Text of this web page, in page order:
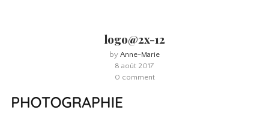
logo@2x-12
by Anne-Marie
8 août 2017
0 comment